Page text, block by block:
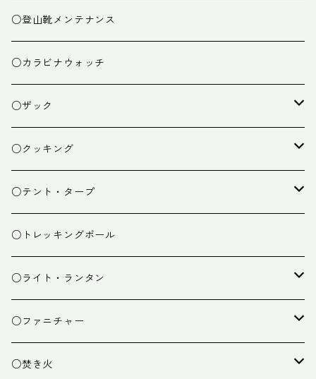
○登山靴メンテナンス
○カラビナウォッチ
○ザック
ザック
スタッフバッグ
ザック小物
○クッキング
クッカー
バーナー
カトラリー
クッキング小物
○テント・タープ
テント
タープ
ペグ・ハンマー・小物
○トレッキングポール
○ライト・ランタン
ライト
ランタン
○ファニチャー
テーブル
○焚き火